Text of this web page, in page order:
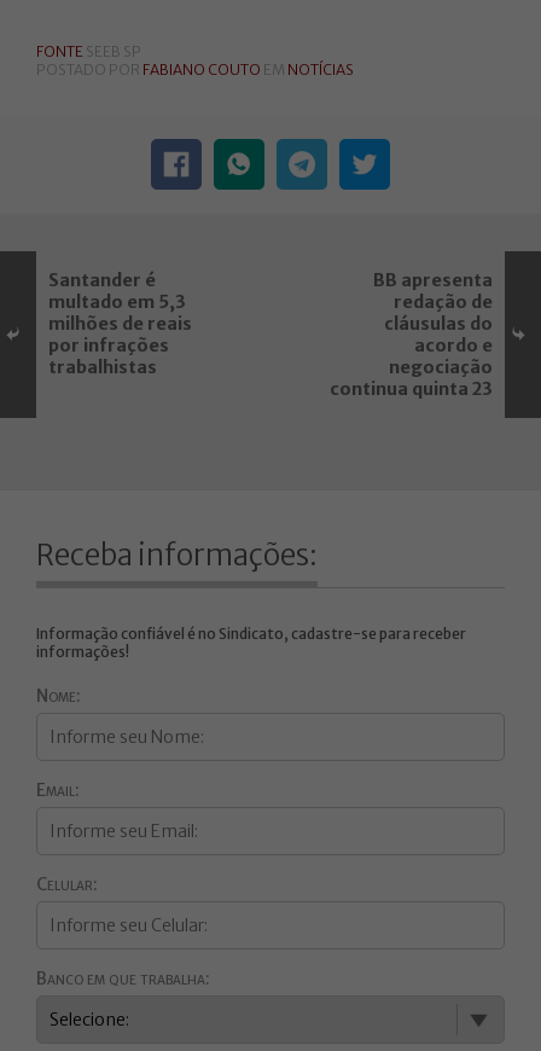
FONTE SEEB SP
POSTADO POR FABIANO COUTO EM NOTÍCIAS
Santander é
multado em 5,3
milhões de reais
por infrações
trabalhistas
BB apresenta
redação de
cláusulas do
acordo e
negociação
continua quinta 23
Receba informações:
Informação confiável é no Sindicato, cadastre-se para receber
informações!
Nome:
Email:
Celular:
Banco em que trabalha: